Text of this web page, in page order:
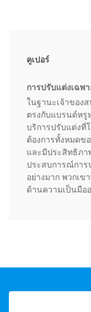
คูเปอร์
การปรับแต่งเฉพ
ในฐานะเจ้าของ
ตรงกับแบรนด์หรู
บริการปรับแต่งที่
ต้องการทั้งหมดข
และมีประสิทธิภา
ประสบการณ์การ
อย่างมาก พวกเข
ด้านความเป็นมื